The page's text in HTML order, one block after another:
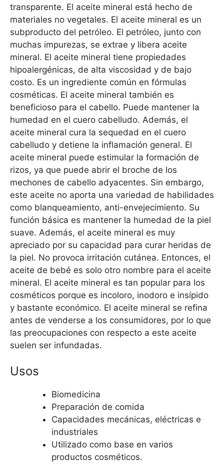
transparente. El aceite mineral está hecho de
materiales no vegetales. El aceite mineral es un
subproducto del petróleo. El petróleo, junto con
muchas impurezas, se extrae y libera aceite
mineral. El aceite mineral tiene propiedades
hipoalergénicas, de alta viscosidad y de bajo
costo. Es un ingrediente común en fórmulas
cosméticas. El aceite mineral también es
beneficioso para el cabello. Puede mantener la
humedad en el cuero cabelludo. Además, el
aceite mineral cura la sequedad en el cuero
cabelludo y detiene la inflamación general. El
aceite mineral puede estimular la formación de
rizos, ya que puede abrir el broche de los
mechones de cabello adyacentes. Sin embargo,
este aceite no aporta una variedad de habilidades
como blanqueamiento, anti-envejecimiento. Su
función básica es mantener la humedad de la piel
suave. Además, el aceite mineral es muy
apreciado por su capacidad para curar heridas de
la piel. No provoca irritación cutánea. Entonces, el
aceite de bebé es solo otro nombre para el aceite
mineral. El aceite mineral es tan popular para los
cosméticos porque es incoloro, inodoro e insípido
y bastante económico. El aceite mineral se refina
antes de venderse a los consumidores, por lo que
las preocupaciones con respecto a este aceite
suelen ser infundadas.
Usos
Biomedicina
Preparación de comida
Capacidades mecánicas, eléctricas e
industriales
Utilizado como base en varios
productos cosméticos.